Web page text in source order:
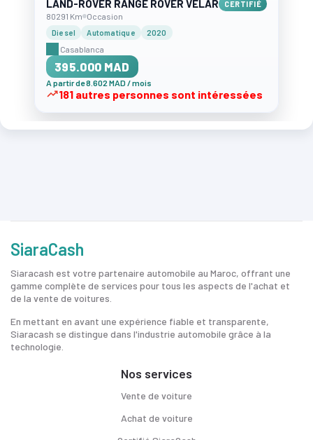
LAND-ROVER RANGE ROVER VELAR CERTIFIÉ
80291 Km Occasion
Diesel Automatique 2020
Casablanca
395.000 MAD
A partir de 8.602 MAD / mois
181 autres personnes sont intéressées
SiaraCash
Siaracash est votre partenaire automobile au Maroc, offrant une
gamme complète de services pour tous les aspects de l'achat et
de la vente de voitures.
En mettant en avant une expérience fiable et transparente,
Siaracash se distingue dans l'industrie automobile grâce à la
technologie.
Nos services
Vente de voiture
Achat de voiture